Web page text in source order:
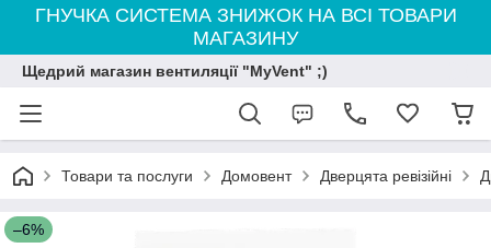
ГНУЧКА СИСТЕМА ЗНИЖОК НА ВСІ ТОВАРИ
МАГАЗИНУ
Щедрий магазин вентиляції "MyVent" ;)
Товари та послуги Домовент Дверцята ревізійні
–6%